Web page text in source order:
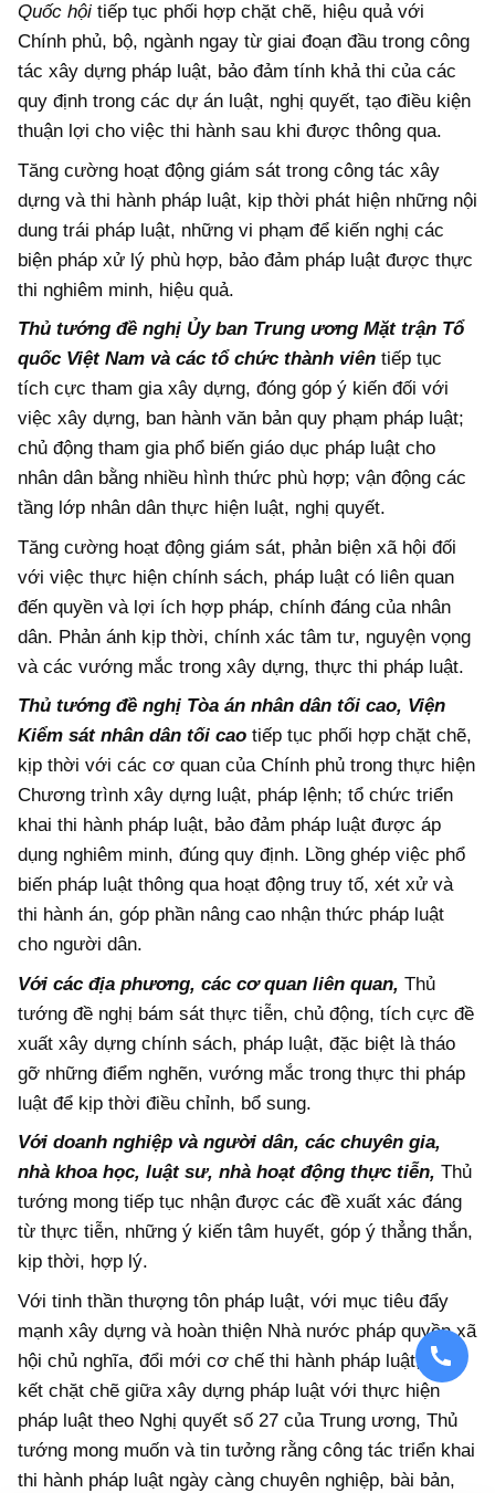
Quốc hội tiếp tục phối hợp chặt chẽ, hiệu quả với
Chính phủ, bộ, ngành ngay từ giai đoạn đầu trong công
tác xây dựng pháp luật, bảo đảm tính khả thi của các
quy định trong các dự án luật, nghị quyết, tạo điều kiện
thuận lợi cho việc thi hành sau khi được thông qua.
Tăng cường hoạt động giám sát trong công tác xây
dựng và thi hành pháp luật, kịp thời phát hiện những nội
dung trái pháp luật, những vi phạm để kiến nghị các
biện pháp xử lý phù hợp, bảo đảm pháp luật được thực
thi nghiêm minh, hiệu quả.
Thủ tướng đề nghị Ủy ban Trung ương Mặt trận Tổ
quốc Việt Nam và các tổ chức thành viên tiếp tục
tích cực tham gia xây dựng, đóng góp ý kiến đối với
việc xây dựng, ban hành văn bản quy phạm pháp luật;
chủ động tham gia phổ biến giáo dục pháp luật cho
nhân dân bằng nhiều hình thức phù hợp; vận động các
tầng lớp nhân dân thực hiện luật, nghị quyết.
Tăng cường hoạt động giám sát, phản biện xã hội đối
với việc thực hiện chính sách, pháp luật có liên quan
đến quyền và lợi ích hợp pháp, chính đáng của nhân
dân. Phản ánh kịp thời, chính xác tâm tư, nguyện vọng
và các vướng mắc trong xây dựng, thực thi pháp luật.
Thủ tướng đề nghị Tòa án nhân dân tối cao, Viện
Kiểm sát nhân dân tối cao tiếp tục phối hợp chặt chẽ,
kịp thời với các cơ quan của Chính phủ trong thực hiện
Chương trình xây dựng luật, pháp lệnh; tổ chức triển
khai thi hành pháp luật, bảo đảm pháp luật được áp
dụng nghiêm minh, đúng quy định. Lồng ghép việc phổ
biến pháp luật thông qua hoạt động truy tố, xét xử và
thi hành án, góp phần nâng cao nhận thức pháp luật
cho người dân.
Với các địa phương, các cơ quan liên quan, Thủ
tướng đề nghị bám sát thực tiễn, chủ động, tích cực đề
xuất xây dựng chính sách, pháp luật, đặc biệt là tháo
gỡ những điểm nghẽn, vướng mắc trong thực thi pháp
luật để kịp thời điều chỉnh, bổ sung.
Với doanh nghiệp và người dân, các chuyên gia,
nhà khoa học, luật sư, nhà hoạt động thực tiễn, Thủ
tướng mong tiếp tục nhận được các đề xuất xác đáng
từ thực tiễn, những ý kiến tâm huyết, góp ý thẳng thắn,
kịp thời, hợp lý.
Với tinh thần thượng tôn pháp luật, với mục tiêu đẩy
mạnh xây dựng và hoàn thiện Nhà nước pháp quyền xã
hội chủ nghĩa, đổi mới cơ chế thi hành pháp luật, gắn
kết chặt chẽ giữa xây dựng pháp luật với thực hiện
pháp luật theo Nghị quyết số 27 của Trung ương, Thủ
tướng mong muốn và tin tưởng rằng công tác triển khai
thi hành pháp luật ngày càng chuyên nghiệp, bài bản,